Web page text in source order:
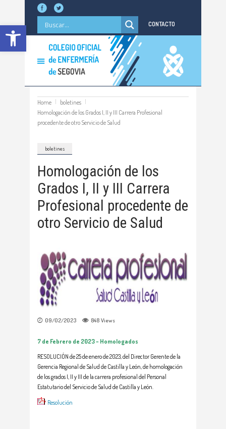
Abrir barra de herramientas CONTACTO
Home
boletines
Homologación de los Grados I, II y III Carrera Profesional
procedente de otro Servicio de Salud
boletines
Homologación de los
Grados I, II y III Carrera
Profesional procedente de
otro Servicio de Salud
09/02/2023 848 Views
7 de Febrero de 2023 – Homologados
RESOLUCIÓN de 25 de enero de 2023, del Director Gerente de la
Gerencia Regional de Salud de Castilla y León, de homologación
de los grados I, II y III de la carrera profesional del Personal
Estatutario del Servicio de Salud de Castilla y León.
Resolución